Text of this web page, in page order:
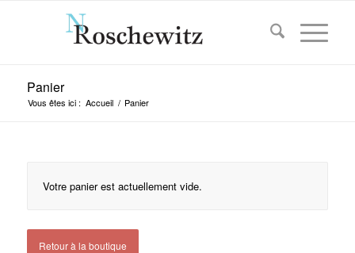
Panier
Vous êtes ici : Accueil / Panier
Votre panier est actuellement vide.
Retour à la boutique